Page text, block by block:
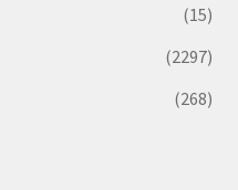
(15)
(2297)
(268)